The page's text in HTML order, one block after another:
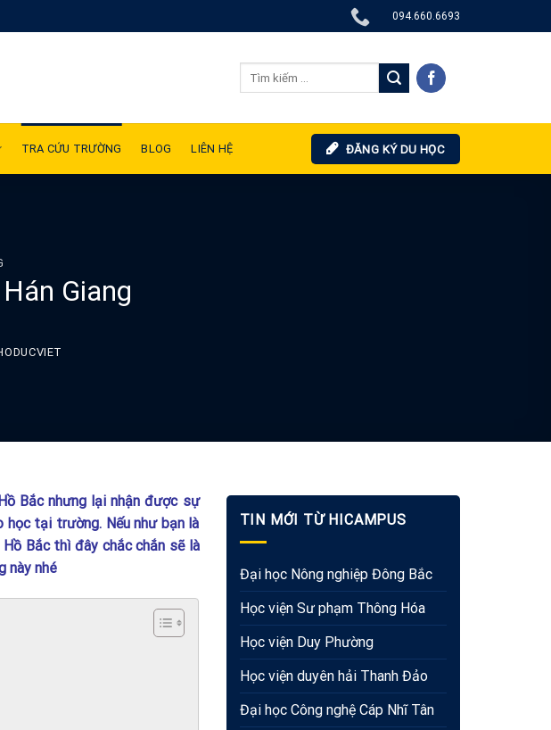
094.660.6693
TRA CỨU TRƯỜNG BLOG LIÊN HỆ ĐĂNG KÝ DU HỌC
Giang
Bắc nhưng lại nhận được sự
học tại trường. Nếu như bạn là
Bắc thì đây chắc chắn sẽ là
này nhé
TIN MỚI TỪ HICAMPUS
Đại học Nông nghiệp Đông Bắc
Học viện Sư phạm Thông Hóa
Học viện Duy Phường
Học viện duyên hải Thanh Đảo
Đại học Công nghệ Cáp Nhĩ Tân